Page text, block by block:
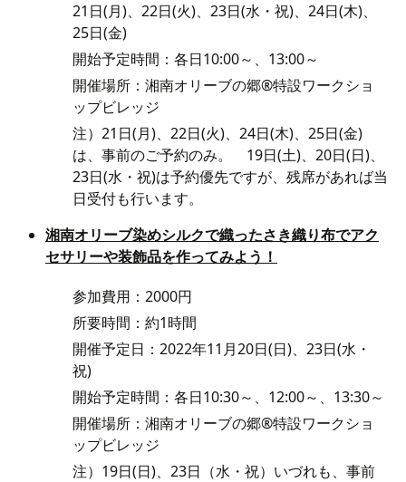
21日(月)、22日(火)、23日(水・祝)、24日(木)、
25日(金)
開始予定時間：各日10:00～、13:00～
開催場所：湘南オリーブの郷®特設ワークショ
ップビレッジ
注）21日(月)、22日(火)、24日(木)、25日(金)
は、事前のご予約のみ。 19日(土)、20日(日)、
23日(水・祝)は予約優先ですが、残席があれば当
日受付も行います。
湘南オリーブ染めシルクで織ったさき織り布でアク
セサリーや装飾品を作ってみよう！
参加費用：2000円
所要時間：約1時間
開催予定日：2022年11月20日(日)、23日(水・
祝)
開始予定時間：各日10:30～、12:00～、13:30～
開催場所：湘南オリーブの郷®特設ワークショ
ップビレッジ
注）19日(日)、23日（水・祝）いづれも、事前